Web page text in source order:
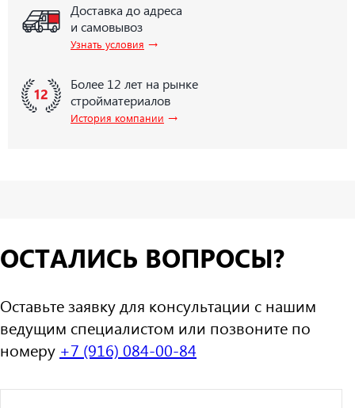
Доставка до адреса
и самовывоз
Узнать условия →
Более 12 лет на рынке
стройматериалов
История компании →
ОСТАЛИСЬ ВОПРОСЫ?
Оставьте заявку для консультации с нашим
ведущим специалистом или позвоните по
номеру +7 (916) 084-00-84